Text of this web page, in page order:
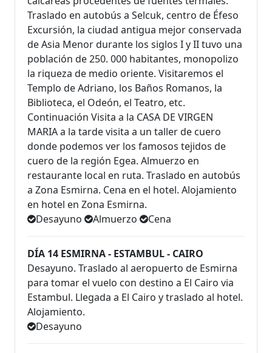
Traslado en autobús a Selcuk, centro de Éfeso
Excursión, la ciudad antigua mejor conservada
de Asia Menor durante los siglos І y ІІ tuvo una
población de 250. 000 habitantes, monopolizo
la riqueza de medio oriente. Visitaremos el
Templo de Adriano, los Baños Romanos, la
Biblioteca, el Odeón, el Teatro, etc.
Continuación Visita a la CASA DE VIRGEN
MARIA a la tarde visita a un taller de cuero
donde podemos ver los famosos tejidos de
cuero de la región Egea. Almuerzo en
restaurante local en ruta. Traslado en autobús
a Zona Esmirna. Cena en el hotel. Alojamiento
en hotel en Zona Esmirna.
Desayuno
Almuerzo Cena
DÍA 14 ESMIRNA - ESTAMBUL - CAIRO
Desayuno. Traslado al aeropuerto de Esmirna
para tomar el vuelo con destino a El Cairo via
Estambul. Llegada a El Cairo y traslado al hotel.
Alojamiento.
Desayuno